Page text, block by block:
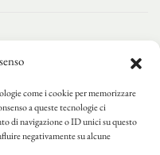
come i cookie per memorizzare
a queste tecnologie ci
di navigazione o ID unici su questo
negativamente su alcune